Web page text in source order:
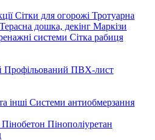
Сітки для огорожі Тротуарна
Терасна дошка, декінг Маркізи
системи Сітка рабиця
Профільований ПВХ-лист
інші Системи антиобмерзання
Пінобетон Пінополіуретан